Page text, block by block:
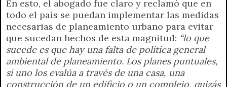
En esto, el abogado fue claro y reclamó que en
todo el país se puedan implementar las medidas
necesarias de planeamiento urbano para evitar
que sucedan hechos de esta magnitud: “lo que
sucede es que hay una falta de política general
ambiental de planeamiento. Los planes puntuales,
si uno los evalúa a través de una casa, una
construcción de un edificio o un complejo, quizás